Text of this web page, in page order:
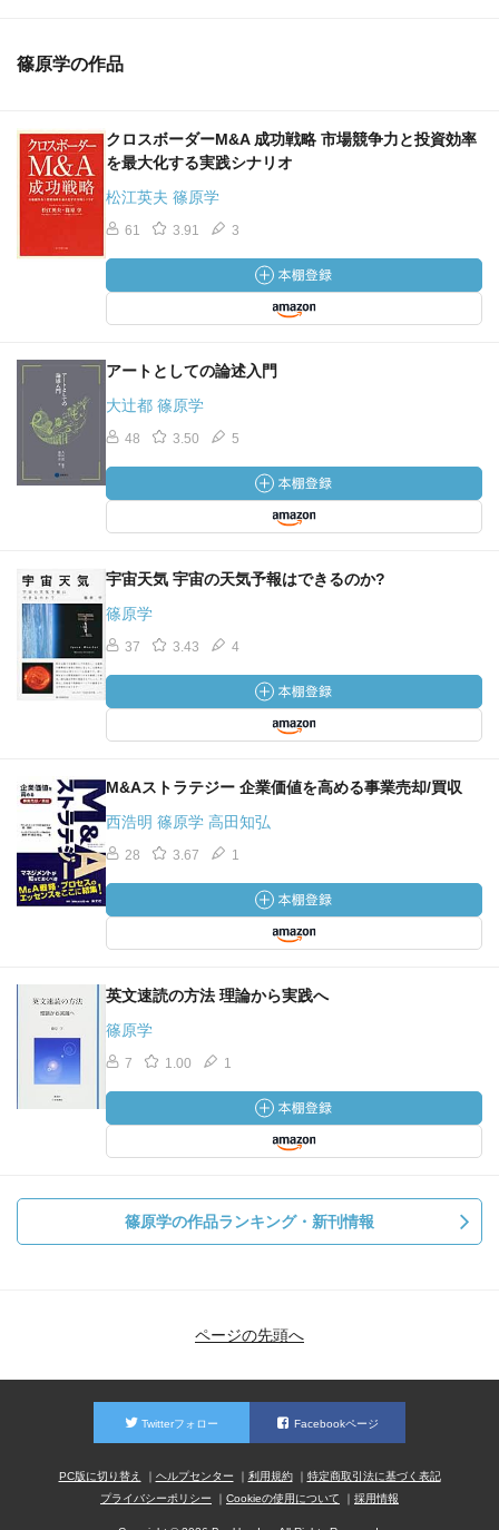
篠原学の作品
クロスボーダーM&A 成功戦略 市場競争力と投資効率
を最大化する実践シナリオ
松江英夫 篠原学
61 3.91 3
アートとしての論述入門
大辻都 篠原学
48 3.50 5
宇宙天気 宇宙の天気予報はできるのか?
篠原学
37 3.43 4
M&Aストラテジー 企業価値を高める事業売却/買収
西浩明 篠原学 高田知弘
28 3.67 1
英文速読の方法 理論から実践へ
篠原学
7 1.00 1
篠原学の作品ランキング・新刊情報
ページの先頭へ
Twitterフォロー Facebookページ
PC版に切り替え ヘルプセンター 利用規約
特定商取引法に基づく表記
プライバシーポリシー
Cookieの使用について 採用情報